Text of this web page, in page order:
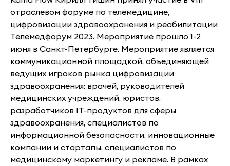
отраслевом форуме по телемедицине,
цифровизации здравоохранения и реабилитации
Телемедфорум 2023. Мероприятие прошло 1-2
июня в Санкт-Петербурге. Мероприятие является
коммуникационной площадкой, объединяющей
ведущих игроков рынка цифровизации
здравоохранения: врачей, руководителей
медицинских учреждений, юристов,
разработчиков IT-продуктов для сферы
здравоохранения, специалистов по
информационной безопасности, инновационные
компании и стартапы, специалистов по
медицинскому маркетингу и рекламе. В рамках